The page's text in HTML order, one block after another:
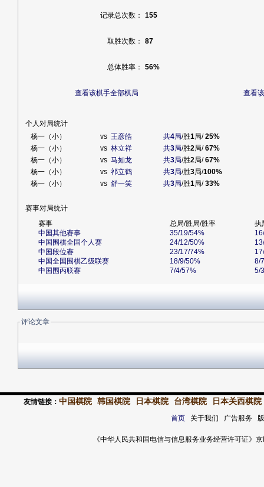
记录总次数： 155
取胜次数： 87
总体胜率： 56%
查看该棋手全部棋局 查看
个人对局统计
杨一（小）
vs 王彦皓 共4局/胜1局/25%
杨一（小）
vs 林立祥 共3局/胜2局/67%
杨一（小）
vs 马如龙 共3局/胜2局/67%
杨一（小）
vs 祁立鹤 共3局/胜3局/100%
杨一（小）
vs 舒一笑 共3局/胜1局/33%
赛事对局统计
赛事
总局/胜局/胜率
执
中国其他赛事
35/19/54%
中国围棋全国个人赛
24/12/50%
中国段位赛
23/17/74%
中国全国围棋乙级联赛
18/9/50%
8/
中国围丙联赛
7/4/57% 5/
评论文章
友情链接： 中国棋院 韩国棋院 日本棋院 台湾棋院 日本关西棋院
首页关于我们 广告服务
《中华人民共和国电信与信息服务业务经营许可证